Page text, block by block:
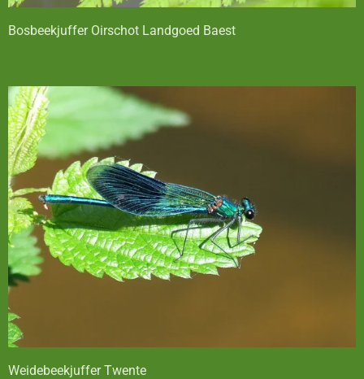
Bosbeekjuffer Oirschot Landgoed Baest
Weidebeekjuffer Twente